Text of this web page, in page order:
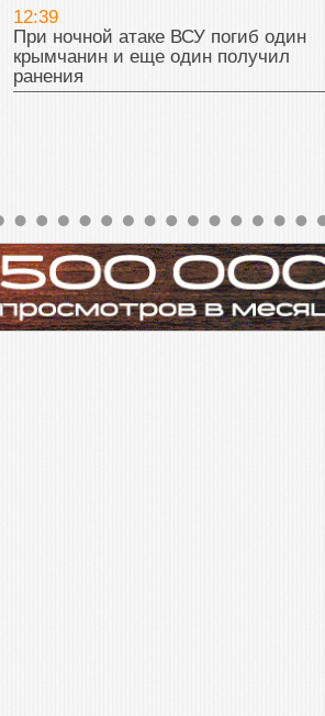
12:39
При ночной атаке ВСУ погиб один
крымчанин и еще один получил
ранения